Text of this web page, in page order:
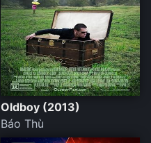
Oldboy (2013)
Báo Thù